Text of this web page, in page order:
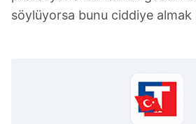
söylüyorsa bunu ciddiye almak